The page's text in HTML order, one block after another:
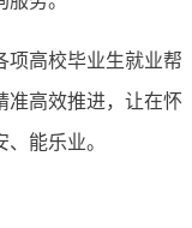
项高校毕业生就业帮
准高效推进，让在怀
能乐业。